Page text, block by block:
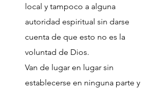
local y tampoco a alguna
autoridad espiritual sin darse
cuenta de que esto no es la
voluntad de Dios.
Van de lugar en lugar sin
establecerse en ninguna parte y